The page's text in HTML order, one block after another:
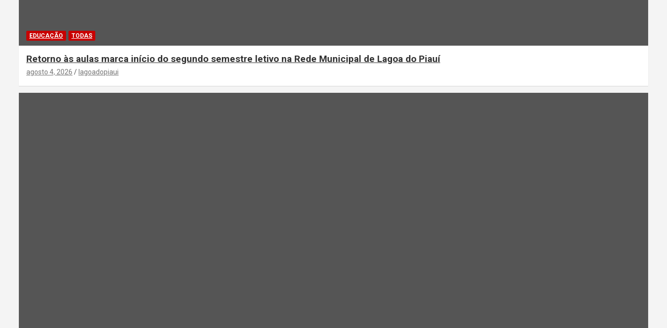
EDUCAÇÃO TODAS
Retorno às aulas marca início do segundo semestre letivo na Rede Municipal de Lagoa do Piauí
agosto 4, 2026 lagoadopiaui